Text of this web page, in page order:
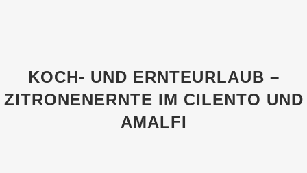
KOCH- UND ERNTEURLAUB –
ZITRONENERNTE IM CILENTO UND
AMALFI